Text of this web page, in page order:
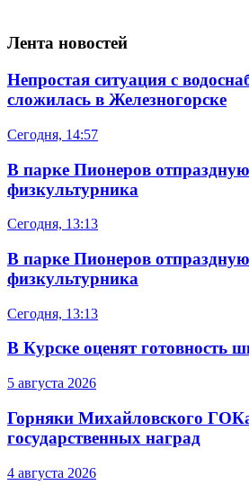
Лента новостей
Непростая ситуация с
сложилась в Железногорске
Сегодня, 14:57
В парке Пионеров
физкультурника
Сегодня, 13:13
В парке Пионеров
физкультурника
Сегодня, 13:13
В Курске оценят готовность
5 августа 2026
Горняки Михайловского
государственных наград
4 августа 2026